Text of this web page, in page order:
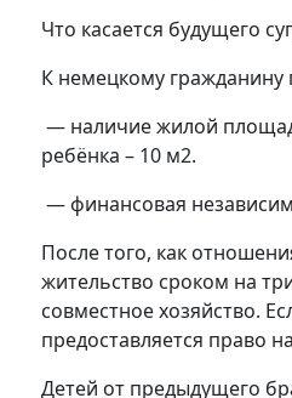
Что касается будущего
К немецкому
— наличие жилой
ребёнка – 10 м2.
— финансовая
После того, как
жительство сроком на
совместное хозяйство.
предоставляется право
Детей от предыдущего